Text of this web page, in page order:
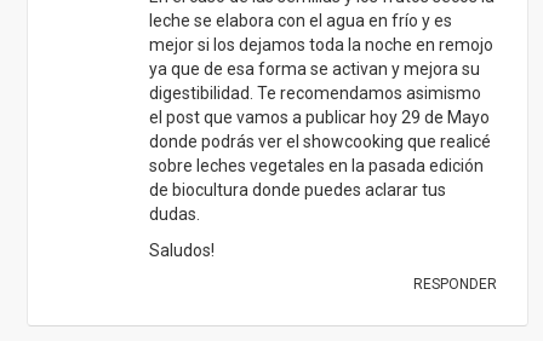
leche se elabora con el agua en frío y es
mejor si los dejamos toda la noche en remojo
ya que de esa forma se activan y mejora su
digestibilidad. Te recomendamos asimismo
el post que vamos a publicar hoy 29 de Mayo
donde podrás ver el showcooking que realicé
sobre leches vegetales en la pasada edición
de biocultura donde puedes aclarar tus
dudas.
Saludos!
RESPONDER